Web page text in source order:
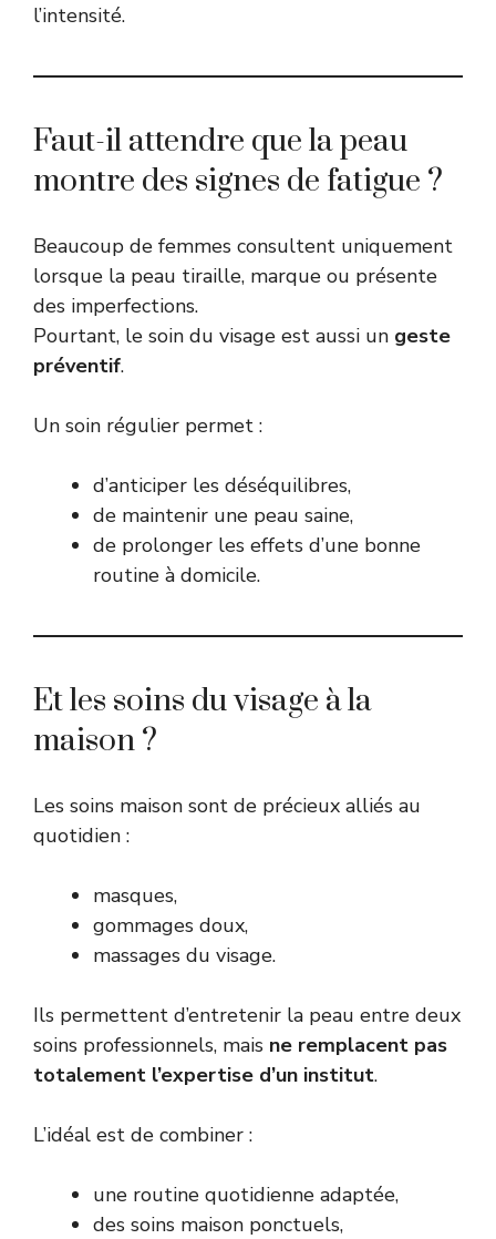
l’intensité.
Faut-il attendre que la peau
montre des signes de fatigue ?
Beaucoup de femmes consultent uniquement
lorsque la peau tiraille, marque ou présente
des imperfections.
Pourtant, le soin du visage est aussi un geste
préventif.
Un soin régulier permet :
d’anticiper les déséquilibres,
de maintenir une peau saine,
de prolonger les effets d’une bonne
routine à domicile.
Et les soins du visage à la
maison ?
Les soins maison sont de précieux alliés au
quotidien :
masques,
gommages doux,
massages du visage.
Ils permettent d’entretenir la peau entre deux
soins professionnels, mais ne remplacent pas
totalement l’expertise d’un institut.
L’idéal est de combiner :
une routine quotidienne adaptée,
des soins maison ponctuels,